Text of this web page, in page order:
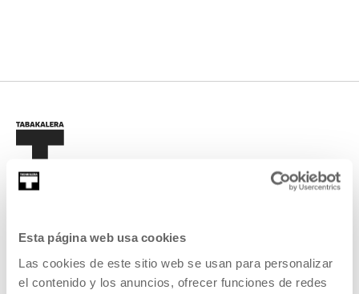
Esta página web usa cookies
Las cookies de este sitio web se usan para personalizar
el contenido y los anuncios, ofrecer funciones de redes
SIGN UP FOR THE NEWSLETTER
UPCOMING EVENTS